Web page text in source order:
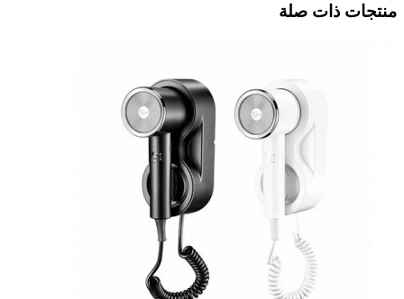
منتجات ذات صلة